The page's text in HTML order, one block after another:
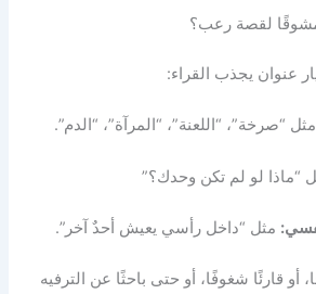
عنوان يجذب القراء:
مثل “صرخة”، “اللعنة”، “المرآة”، “الدم”.
“ماذا لو لم تكن وحدك؟”
مثل “داخل رأسي يعيش أحدٌ آخر”.
أو قارئًا شغوفًا، أو حتى باحثًا عن الترفيه